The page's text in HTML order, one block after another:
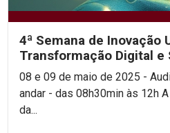
4ª Semana de Inovação
Transformação Digital e
futuro de Pernambuco
08 e 09 de maio de 2025 -
andar - das 08h30min às 12h A Assessoria de Inovação
da...